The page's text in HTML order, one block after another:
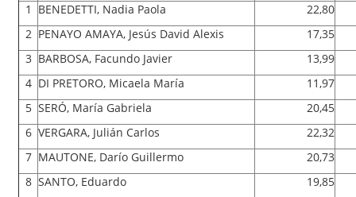
1
BENEDETTI, Nadia Paola
22,80
2 PENAYO AMAYA, Jesús David Alexis
17,35
3 BARBOSA, Facundo Javier
13,99
4 DI PRETORO, Micaela María
11,97
5 SERÓ, María Gabriela
20,45
6 VERGARA, Julián Carlos
22,32
7 MAUTONE, Darío Guillermo
20,73
8 SANTO, Eduardo 19,85